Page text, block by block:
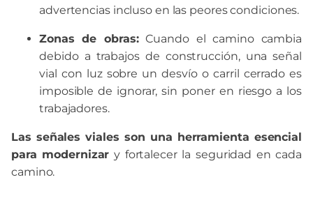
advertencias incluso en las peores condiciones.
Zonas de obras:Cuando el camino cambia
debido a trabajos de construcción, una señal
vial con luz sobre un desvío o carril cerrado es
imposible de ignorar, sin poner en riesgo a los
trabajadores.
Las señales viales son una herramienta esencial
para modernizar y fortalecer la seguridad en cada
camino.